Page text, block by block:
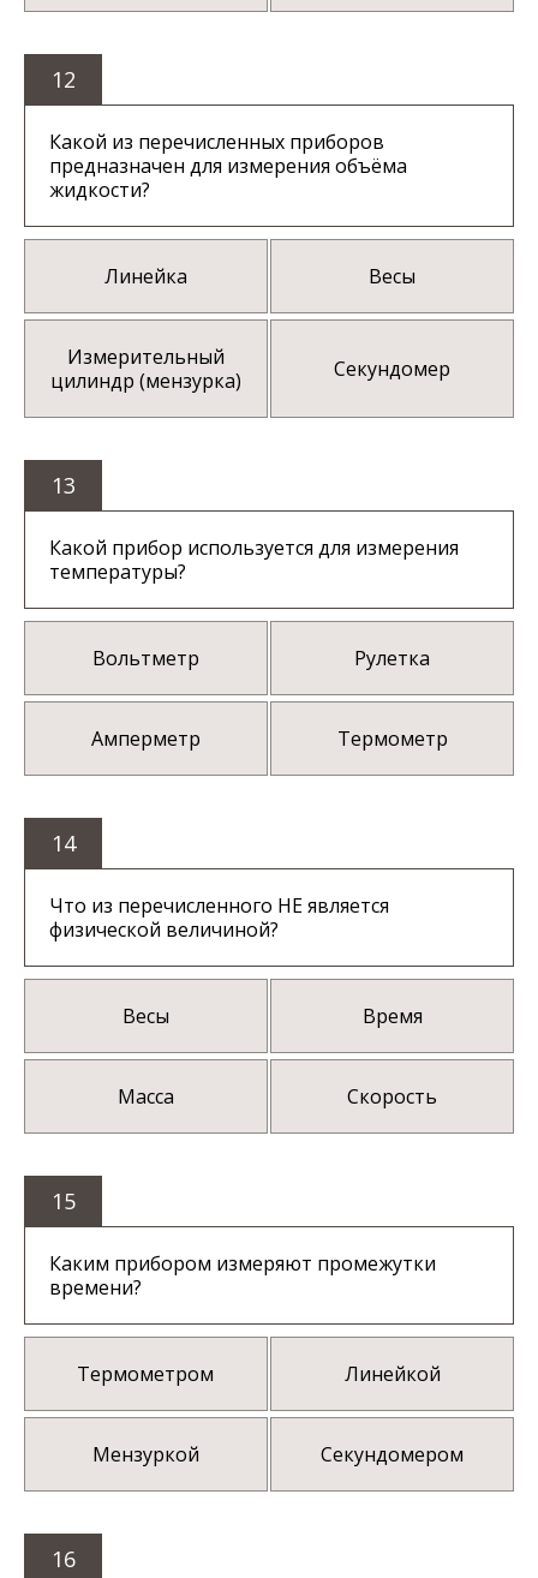
12
Какой из перечисленных приборов
предназначен для измерения объёма
жидкости?
Линейка Весы
Измерительный
цилиндр (мензурка)
Секундомер
13
Какой прибор используется для измерения
температуры?
Вольтметр Рулетка
Амперметр Термометр
14
Что из перечисленного НЕ является
физической величиной?
Весы Время
Масса Скорость
15
Каким прибором измеряют промежутки
времени?
Термометром Линейкой
Мензуркой Секундомером
16